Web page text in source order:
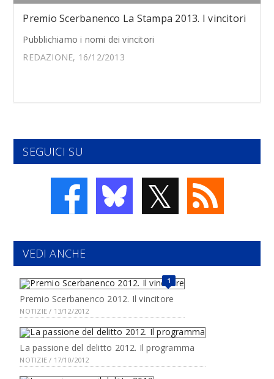
Premio Scerbanenco La Stampa 2013. I vincitori
Pubblichiamo i nomi dei vincitori
REDAZIONE, 16/12/2013
SEGUICI SU
𝕏
VEDI ANCHE
1
Premio Scerbanenco 2012. Il vincitore
NOTIZIE / 13/12/2012
La passione del delitto 2012. Il programma
NOTIZIE / 17/10/2012